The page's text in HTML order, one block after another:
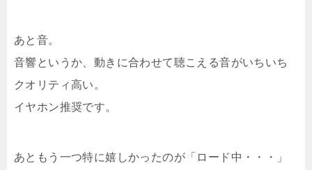
あと音。
音響というか、動きに合わせて聴こえる音がいちいち
クオリティ高い。
イヤホン推奨です。
あともう一つ特に嬉しかったのが「ロード中・・・」